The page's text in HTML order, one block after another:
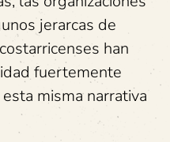
jerarcas de
han
fuertemente
misma narrativa